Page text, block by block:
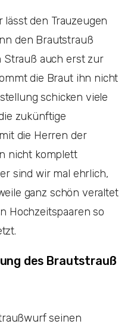
lässt den Trauzeugen
den Brautstrauß
Strauß auch erst zur
die Braut ihn nicht
schicken viele
zukünftige
die Herren der
nicht komplett
sind wir mal ehrlich,
ganz schön veraltet
Hochzeitspaaren so
des Brautstrauß
seinen